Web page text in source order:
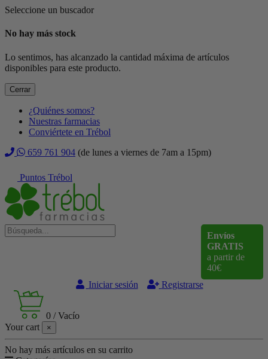
Seleccione un buscador
No hay más stock
Lo sentimos, has alcanzado la cantidad máxima de artículos
disponibles para este producto.
Cerrar
¿Quiénes somos?
Nuestras farmacias
Conviértete en Trébol
659 761 904 (de lunes a viernes de 7am a 15pm)
Puntos Trébol
Envíos
GRATIS
a partir de
40€
Iniciar sesión
Registrarse
0 /Vacío
Your cart
×
No hay más artículos en su carrito